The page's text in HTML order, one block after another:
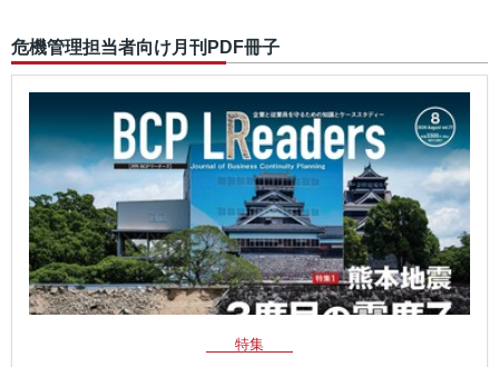
危機管理担当者向け月刊PDF冊子
特集